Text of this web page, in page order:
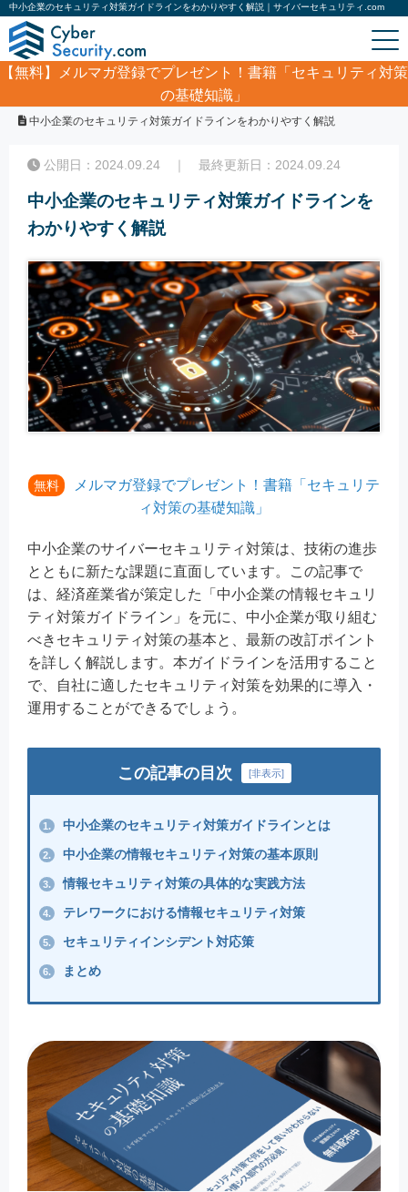
中小企業のセキュリティ対策ガイドラインをわかりやすく解説｜サイバーセキュリティ.com
【無料】
メルマガ登録でプレゼント！書籍「セキュリティ対策
の基礎知識」
中小企業のセキュリティ対策ガイドラインをわかりやすく解説
公開日：2024.09.24 ｜ 最終更新日：2024.09.24
中小企業のセキュリティ対策ガイドラインを
わかりやすく解説
無料
メルマガ登録でプレゼント！書籍「セキュリテ
ィ対策の基礎知識」
中小企業のサイバーセキュリティ対策は、技術の進歩
とともに新たな課題に直面しています。この記事で
は、経済産業省が策定した「中小企業の情報セキュリ
ティ対策ガイドライン」を元に、中小企業が取り組む
べきセキュリティ対策の基本と、最新の改訂ポイント
を詳しく解説します。本ガイドラインを活用すること
で、自社に適したセキュリティ対策を効果的に導入・
運用することができるでしょう。
この記事の目次 [非表示]
1. 中小企業のセキュリティ対策ガイドラインとは
2. 中小企業の情報セキュリティ対策の基本原則
3. 情報セキュリティ対策の具体的な実践方法
4. テレワークにおける情報セキュリティ対策
5. セキュリティインシデント対応策
6. まとめ